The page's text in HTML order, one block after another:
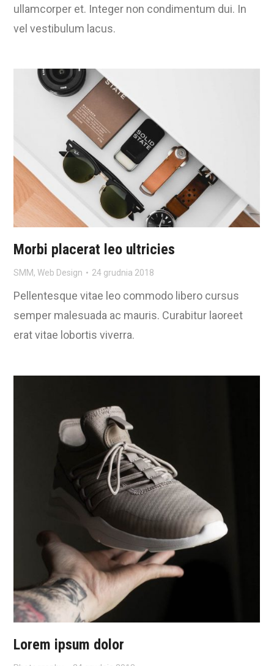
ullamcorper et. Integer non condimentum dui. In
vel vestibulum lacus.
Morbi placerat leo ultricies
SMM, Web Design 24 grudnia 2018
Pellentesque vitae leo commodo libero cursus
semper malesuada ac mauris. Curabitur laoreet
erat vitae lobortis viverra.
Lorem ipsum dolor